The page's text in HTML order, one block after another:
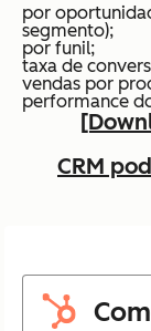
por
segmento);
por funil;
taxa de
vendas por
performance
CRM